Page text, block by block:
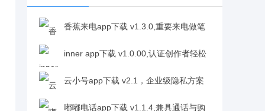
香蕉来电app下载 v1.3.0,重要来电做笔
记骚扰电话统统 Say Nov1.3.0
inner app下载 v1.0.00,认证创作者轻松
收获支持者与认可v1.0.00
云小号app下载 v2.1，企业级隐私方案
阻断号码泄露更安心v2.1
嘟嘟电话app下载 v1.1.4,兼具通话与购